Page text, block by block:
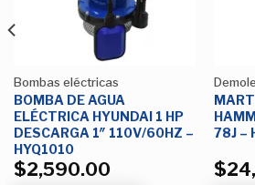
Bombas eléctricas
BOMBA DE AGUA
ELÉCTRICA HYUNDAI 1 HP
DESCARGA 1″ 110V/60HZ –
HYQ1010
$2,590.00
78J –
$